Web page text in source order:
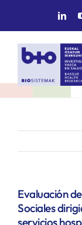
INICIO
GRUPOS DE
Evaluación
Sociales
servicios